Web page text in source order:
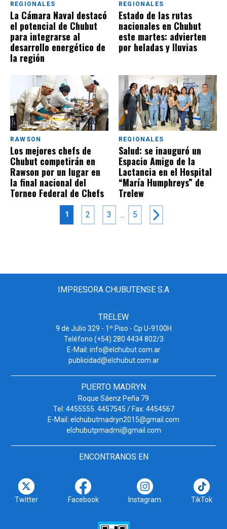
REGIONALES
La Cámara Naval destacó
el potencial de Chubut
para integrarse al
desarrollo energético de
la región
REGIONALES
Estado de las rutas
nacionales en Chubut
este martes: advierten
por heladas y lluvias
RAWSON
Los mejores chefs de
Chubut competirán en
Rawson por un lugar en
la final nacional del
Torneo Federal de Chefs
REGIONALES
Salud: se inauguró un
Espacio Amigo de la
Lactancia en el Hospital
“María Humphreys” de
Trelew
1 2 3 ... 5
IMPRESORA CHUBUTENSE S.A
TRELEW
9 de Julio 329 - 1º Piso - Cp U-9100H
Teléfono (+54) 280 4434 802/3
E-Mail: info@elchubut.com.ar
publicidad@elchubut.com.ar
PUERTO MADRYN
Roque Sáenz Peña 79
Tel: 4455555. 4457545 / Fax: 4454567
E-Mail: elchubutmadryn2015@gmail.com
elchubutpmadmi@gmail.com
ENCONTRANOS EN
Twitter Facebook Instagram TikTok